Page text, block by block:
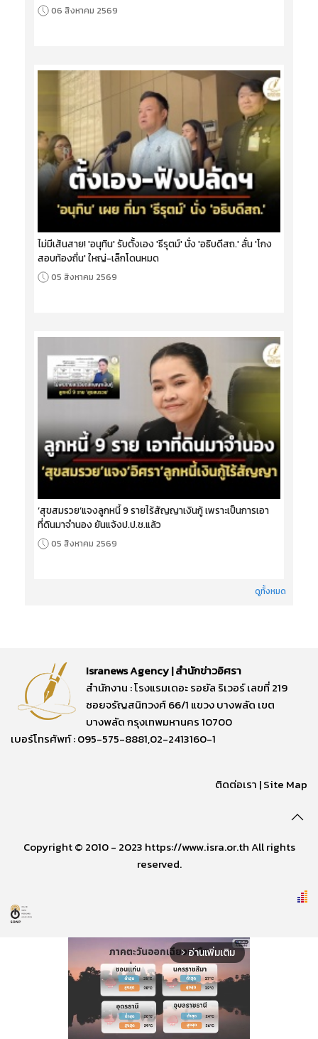
06 สิงหาคม 2569
ไม่มีเส้นสาย! 'อนุทิน' รับตั้งเอง 'ธีรุตม์' นั่ง 'อธิบดีสถ.' ลั่น 'โกง
สอบท้องถิ่น' ใหญ่-เล็กโดนหมด
05 สิงหาคม 2569
‘สุขสมรวย’แจงลูกหนี้ 9 รายไร้สัญญาเงินกู้ เพราะเป็นการเอา
ที่ดินมาจำนอง ยันแจ้งป.ป.ช.แล้ว
05 สิงหาคม 2569
ดูทั้งหมด
Isranews Agency | สำนักข่าวอิศรา
สำนักงาน : โรงแรมเดอะ รอยัล ริเวอร์ เลขที่ 219
ซอยจรัญสนิทวงศ์ 66/1 แขวง บางพลัด เขต
บางพลัด กรุงเทพมหานคร 10700
เบอร์โทรศัพท์ : 095-575-8881,02-2413160-1
ติดต่อเรา |Site Map
Copyright © 2010 - 2023 https://www.isra.or.th All rights
reserved.
arrow_forward_ios อ่านเพิ่มเติม